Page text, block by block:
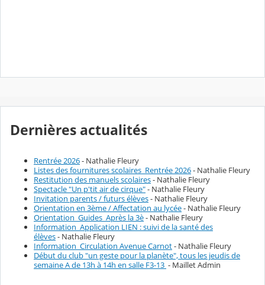
Dernières actualités
Rentrée 2026- Nathalie Fleury
Listes des fournitures scolaires_Rentrée 2026- Nathalie Fleury
Restitution des manuels scolaires- Nathalie Fleury
Spectacle "Un p'tit air de cirque"- Nathalie Fleury
Invitation parents / futurs élèves- Nathalie Fleury
Orientation en 3ème / Affectation au lycée- Nathalie Fleury
Orientation_Guides_Après la 3è- Nathalie Fleury
Information_Application LIEN : suivi de la santé des
élèves- Nathalie Fleury
Information_Circulation Avenue Carnot- Nathalie Fleury
Début du club "un geste pour la planète", tous les jeudis de
semaine A de 13h à 14h en salle F3-13 - Maillet Admin